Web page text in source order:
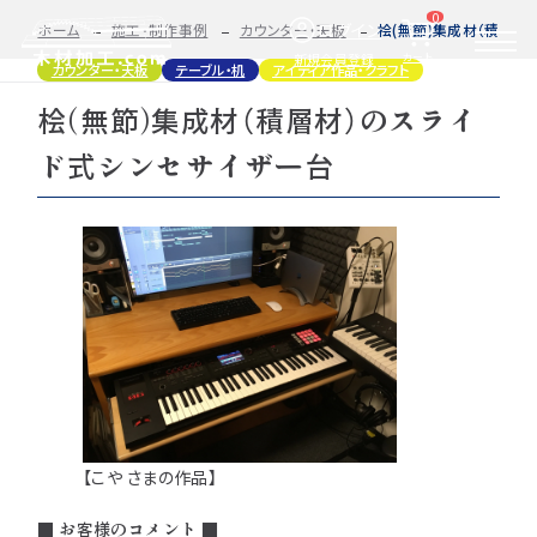
ログイン
新規会員登録 カート
0
種類・樹種・用途から選ぶ
自動お見積もり・ご注文はこちらから
カット・塗装のみ
カット・加工・塗装
フルオーダー集成材(積層材)
2D/3D
図面をお持ちの方へ 今すぐお見積もり依頼
関連商品 サンプルのご購入
Tel. 0584-33-2070
営業時間 9:00〜17:00（土日祝 定休）
ホーム 施工・制作事例 カウンター・天板 桧(無節)集成材（積層材
カウンター・天板 テーブル・机 アイディア作品・クラフト
桧(無節)集成材（積層材）のスライ
ド式シンセサイザー台
【こや さまの作品】
■ お客様のコメント ■